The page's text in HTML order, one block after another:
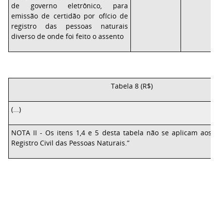
de governoeletrônico, para
emissãode certidão por ofíciode
registro das pessoas naturais
diverso de onde foi feito o assento
Tabela 8 (R$)
(...)
NOTA II - Os itens 1,4 e 5 desta tabela não se aplicam aos
Registro Civil das Pessoas Naturais.”